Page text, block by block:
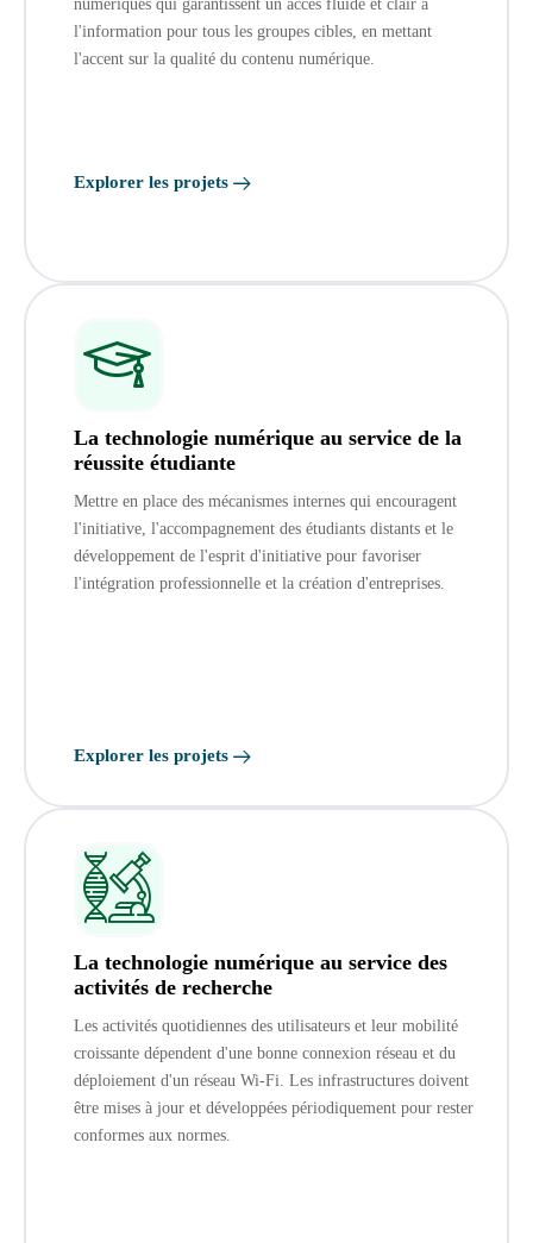
numériques qui garantissent un accès fluide et clair à
l'information pour tous les groupes cibles, en mettant
l'accent sur la qualité du contenu numérique.
Explorer les projets
La technologie numérique au service de la
réussite étudiante
Mettre en place des mécanismes internes qui encouragent
l'initiative, l'accompagnement des étudiants distants et le
développement de l'esprit d'initiative pour favoriser
l'intégration professionnelle et la création d'entreprises.
Explorer les projets
La technologie numérique au service des
activités de recherche
Les activités quotidiennes des utilisateurs et leur mobilité
croissante dépendent d'une bonne connexion réseau et du
déploiement d'un réseau Wi-Fi. Les infrastructures doivent
être mises à jour et développées périodiquement pour rester
conformes aux normes.